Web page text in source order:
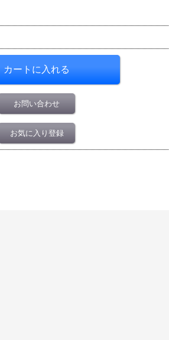
お問い合わせ
お気に入り登録